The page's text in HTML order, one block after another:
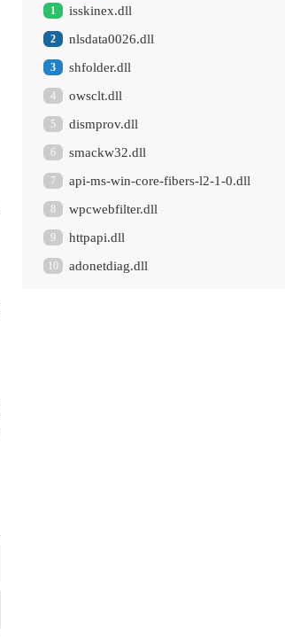
1 isskinex.dll
2 nlsdata0026.dll
3 shfolder.dll
4 owsclt.dll
5 dismprov.dll
6 smackw32.dll
7 api-ms-win-core-fibers-l2-1-0.dll
8 wpcwebfilter.dll
9 httpapi.dll
10 adonetdiag.dll